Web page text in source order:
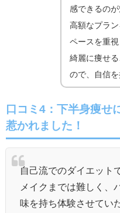
感できるのが
高額なプラ
ペースを重
綺麗に痩せ
ので、自信
口コミ4：
下半身痩せ
惹かれました！
自己流でのダイエット
メイクまでは難しく、
味を持ち体験させてい